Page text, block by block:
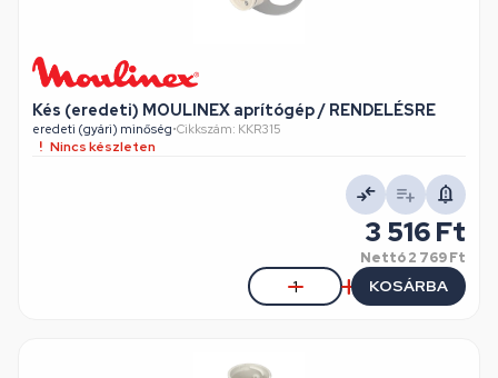
Kés (eredeti) MOULINEX aprítógép / RENDELÉSRE
eredeti (gyári) minőség•Cikkszám: KKR315
Nincs készleten
3 516 Ft
Nettó2 769 Ft
KOSÁRBA